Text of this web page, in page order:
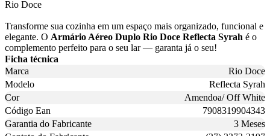
Rio Doce
Transforme sua cozinha em um espaço mais organizado, funcional e
elegante. O Armário Aéreo Duplo Rio Doce Reflecta Syrah é o
complemento perfeito para o seu lar — garanta já o seu!
Ficha técnica
Marca
Rio Doce
Modelo
Reflecta Syrah
Cor
Amendoa/ Off White
Código Ean
7908319904343
Garantia do Fabricante
3 Meses